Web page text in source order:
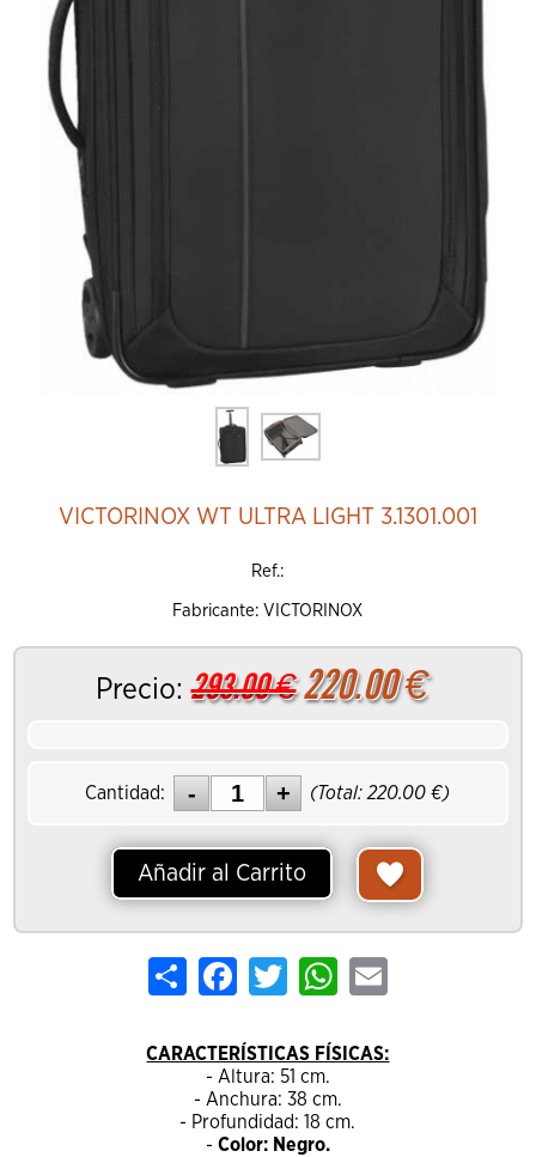
VICTORINOX WT ULTRA LIGHT 3.1301.001
Ref.:
Fabricante: VICTORINOX
Precio: 293.00€ 220.00€
Cantidad: (Total:220.00 €)
Añadir al Carrito
Share FacebookTwitterWhatsApp
Email
CARACTERÍSTICAS FÍSICAS:
- Altura: 51 cm.
- Anchura: 38 cm.
- Profundidad: 18 cm.
- Color: Negro.